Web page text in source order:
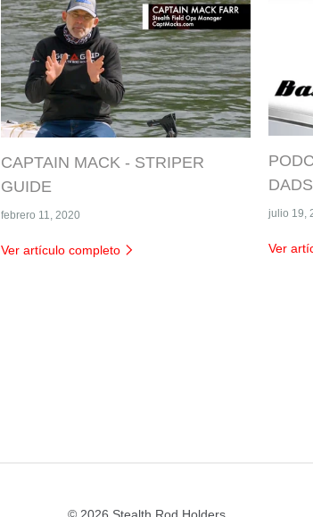
CAPTAIN MACK - STRIPER
GUIDE
febrero 11, 2020
Ver artículo completo
julio 19,
Ver